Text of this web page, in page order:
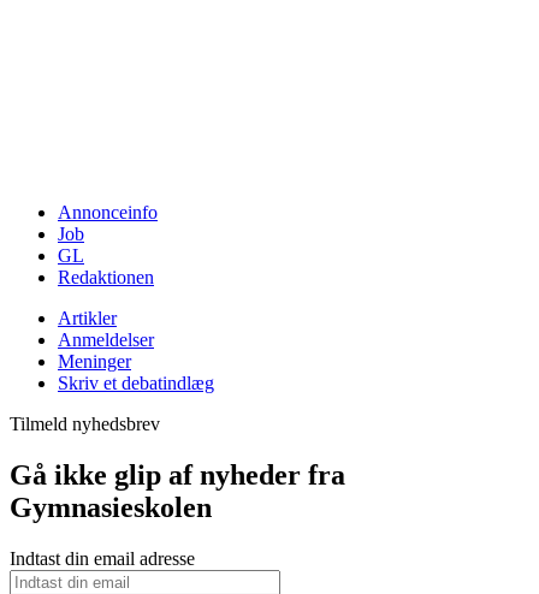
Annonceinfo
Job
GL
Redaktionen
Artikler
Anmeldelser
Meninger
Skriv et debatindlæg
Tilmeld nyhedsbrev
Gå ikke glip af nyheder fra
Gymnasieskolen
Indtast din email adresse